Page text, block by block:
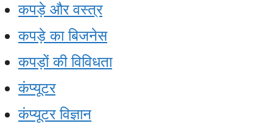
कपड़े और वस्त्र
कपड़े का बिजनेस
कपड़ों की विविधता
कंप्यूटर
कंप्यूटर विज्ञान